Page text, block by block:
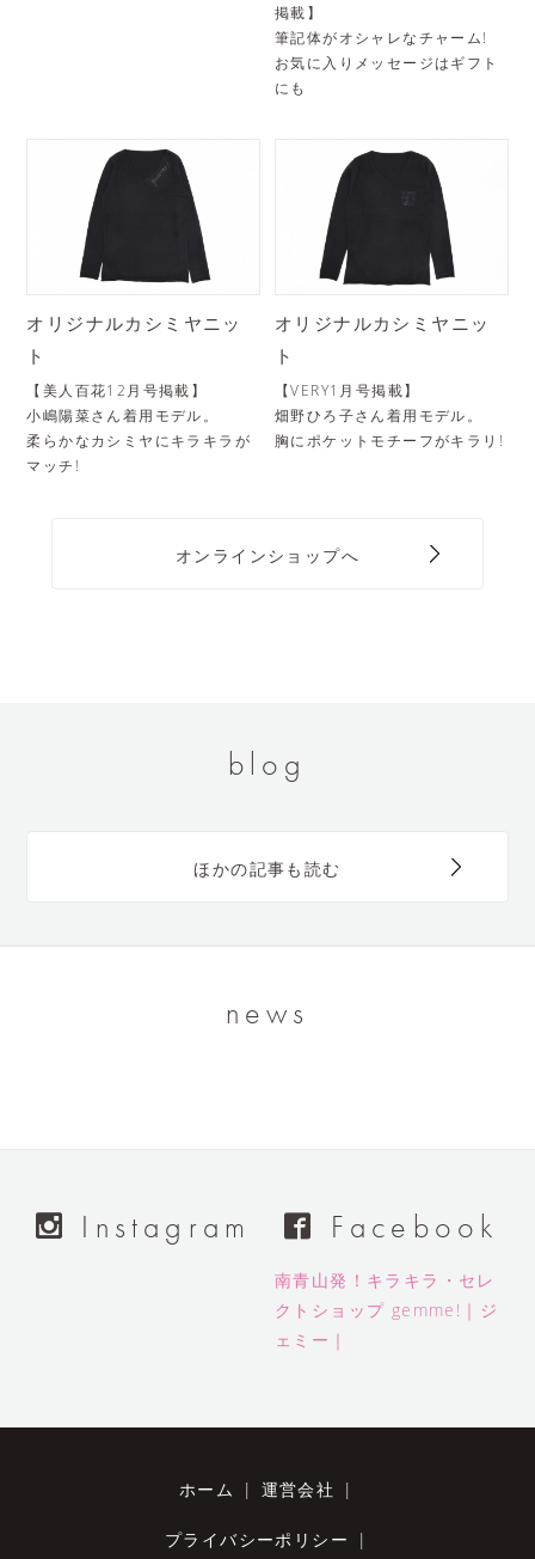
掲載】
筆記体がオシャレなチャーム!
お気に入りメッセージはギフト
にも
オリジナルカシミヤニッ
ト
【美人百花12月号掲載】
小嶋陽菜さん着用モデル。
柔らかなカシミヤにキラキラが
マッチ!
オリジナルカシミヤニッ
ト
【VERY1月号掲載】
畑野ひろ子さん着用モデル。
胸にポケットモチーフがキラリ!
オンラインショップへ
blog
ほかの記事も読む
news
Instagram Facebook
南青山発！キラキラ・セレ
クトショップ gemme!｜ジ
ェミー｜
ホーム | 運営会社 |
プライバシーポリシー |